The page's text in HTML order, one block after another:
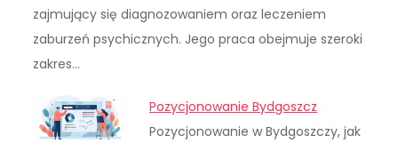
zajmujący się diagnozowaniem oraz leczeniem
zaburzeń psychicznych. Jego praca obejmuje szeroki
zakres…
Pozycjonowanie Bydgoszcz
Pozycjonowanie w Bydgoszczy, jak